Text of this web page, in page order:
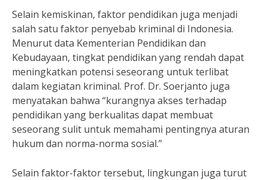
Selain kemiskinan, faktor pendidikan juga menjadi
salah satu faktor penyebab kriminal di Indonesia.
Menurut data Kementerian Pendidikan dan
Kebudayaan, tingkat pendidikan yang rendah dapat
meningkatkan potensi seseorang untuk terlibat
dalam kegiatan kriminal. Prof. Dr. Soerjanto juga
menyatakan bahwa “kurangnya akses terhadap
pendidikan yang berkualitas dapat membuat
seseorang sulit untuk memahami pentingnya aturan
hukum dan norma-norma sosial.”
Selain faktor-faktor tersebut, lingkungan juga turut